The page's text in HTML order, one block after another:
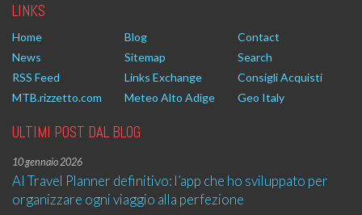
LINKS
Home Blog
Contact
News
Sitemap
Search
RSS Feed
Links Exchange
Consigli Acquisti
MTB.rizzetto.com
Meteo Alto Adige Geo Italy
ULTIMI POST DAL BLOG
10 gennaio 2026
AI Travel Planner definitivo: l’app che ho sviluppato per
organizzare ogni viaggio alla perfezione